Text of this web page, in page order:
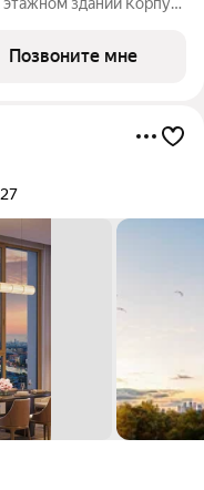
квартал ЭРА на
Позвоните мне
27